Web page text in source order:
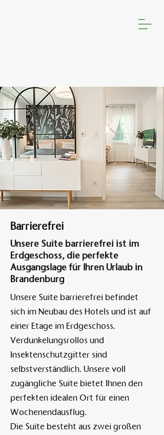
Barrierefrei
Unsere Suite barrierefrei ist im
Erdgeschoss, die perfekte
Ausgangslage für Ihren Urlaub in
Brandenburg
Unsere Suite barrierefrei befindet
sich im Neubau des Hotels und ist auf
einer Etage im Erdgeschoss.
Verdunkelungsrollos und
Insektenschutzgitter sind
selbstverständlich. Unsere voll
zugängliche Suite bietet Ihnen den
perfekten idealen Ort für einen
Wochenendausflug.
Die Suite besteht aus zwei großen